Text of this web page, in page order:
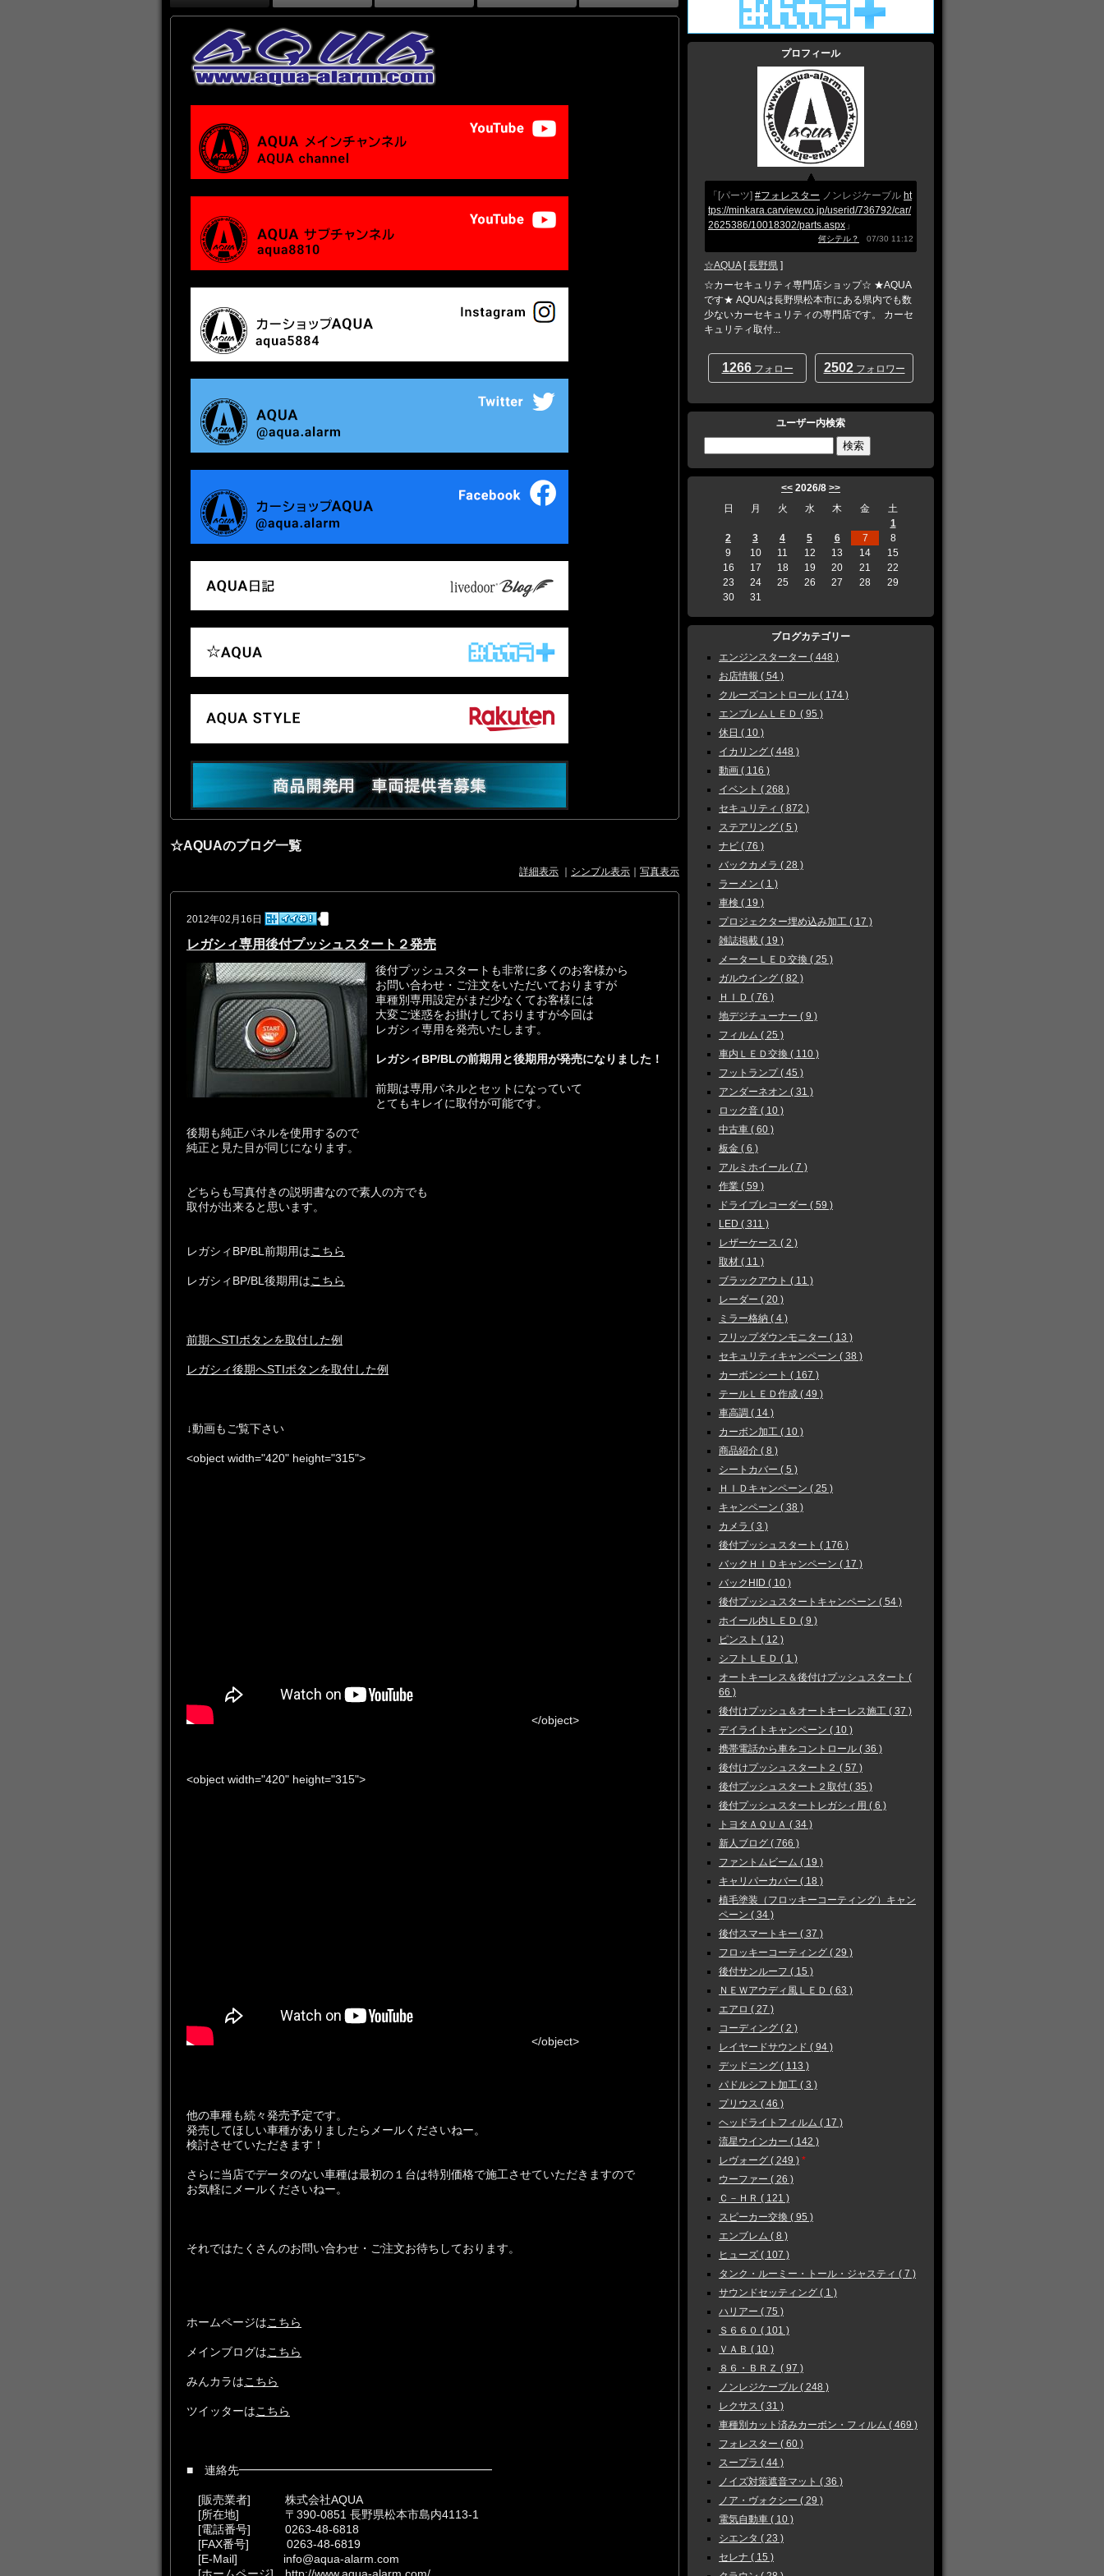
☆AQUAのブログ一覧
詳細表示 シンプル表示 写真表示
2012年02月16日
レガシィ専用後付プッシュスタート２発売
後付プッシュスタートも非常に多くのお客様から
お問い合わせ・ご注文をいただいておりますが
車種別専用設定がまだ少なくてお客様には
大変ご迷惑をお掛けしておりますが今回は
レガシィ専用を発売いたします。
レガシィBP/BLの前期用と後期用が発売になりました！
前期は専用パネルとセットになっていて
とてもキレイに取付が可能です。
後期も純正パネルを使用するので
純正と見た目が同じになります。
どちらも写真付きの説明書なので素人の方でも
取付が出来ると思います。
レガシィBP/BL前期用はこちら
レガシィBP/BL後期用はこちら
前期へSTIボタンを取付した例
レガシィ後期へSTIボタンを取付した例
↓動画もご覧下さい
<object width="420" height="315">
</object>
<object width="420" height="315">
</object>
他の車種も続々発売予定です。
発売してほしい車種がありましたらメールくださいねー。
検討させていただきます！
さらに当店でデータのない車種は最初の１台は特別価格で施工させていただきますので
お気軽にメールくださいねー。
それではたくさんのお問い合わせ・ご注文お待ちしております。
ホームページはこちら
メインブログはこちら
みんカラはこちら
ツイッターはこちら
■ 連絡先━━━━━━━━━━━━━━━━━━━━━━
[販売業者] 株式会社AQUA
[所在地] 〒390-0851 長野県松本市島内4113-1
[電話番号] 0263-48-6818
[FAX番号] 0263-48-6819
[E-Mail] info@aqua-alarm.com
プロフィール
「[パーツ] #フォレスター ノンレジケーブル ht
tps://minkara.carview.co.jp/userid/736792/car/
2625386/10018302/parts.aspx 」
何シテル？ 07/30 11:12
☆AQUA[長野県 ]
☆カーセキュリティ専門店ショップ☆ ★AQUA
です★ AQUAは長野県松本市にある県内でも数
少ないカーセキュリティの専門店です。 カーセ
キュリティ取付...
1266フォロー 2502フォロワー
ユーザー内検索
<< 2026/8 >>
日
月 火 水 木 金
土
1
2
3 4 5 6 7
8
9
10 11 12 13 14
15
16
17 18 19 20 21
22
23
24 25 26 27 28
29
30
31
ブログカテゴリー
エンジンスターター ( 448 )
お店情報 ( 54 )
クルーズコントロール ( 174 )
エンブレムＬＥＤ ( 95 )
休日 ( 10 )
イカリング ( 448 )
動画 ( 116 )
イベント ( 268 )
セキュリティ ( 872 )
ステアリング ( 5 )
ナビ ( 76 )
バックカメラ ( 28 )
ラーメン ( 1 )
車検 ( 19 )
プロジェクター埋め込み加工 ( 17 )
雑誌掲載 ( 19 )
メーターＬＥＤ交換 ( 25 )
ガルウイング ( 82 )
ＨＩＤ ( 76 )
地デジチューナー ( 9 )
フィルム ( 25 )
車内ＬＥＤ交換 ( 110 )
フットランプ ( 45 )
アンダーネオン ( 31 )
ロック音 ( 10 )
中古車 ( 60 )
板金 ( 6 )
アルミホイール ( 7 )
作業 ( 59 )
ドライブレコーダー ( 59 )
LED ( 311 )
レザーケース ( 2 )
取材 ( 11 )
ブラックアウト ( 11 )
レーダー ( 20 )
ミラー格納 ( 4 )
フリップダウンモニター ( 13 )
セキュリティキャンペーン ( 38 )
カーボンシート ( 167 )
テールＬＥＤ作成 ( 49 )
車高調 ( 14 )
カーボン加工 ( 10 )
商品紹介 ( 8 )
シートカバー ( 5 )
ＨＩＤキャンペーン ( 25 )
キャンペーン ( 38 )
カメラ ( 3 )
後付プッシュスタート ( 176 )
バックＨＩＤキャンペーン ( 17 )
バックHID ( 10 )
後付プッシュスタートキャンペーン ( 54 )
ホイール内ＬＥＤ ( 9 )
ピンスト ( 12 )
シフトＬＥＤ ( 1 )
オートキーレス＆後付けプッシュスタート (
66 )
後付けプッシュ＆オートキーレス施工 ( 37 )
デイライトキャンペーン ( 10 )
携帯電話から車をコントロール ( 36 )
後付けプッシュスタート２ ( 57 )
後付プッシュスタート２取付 ( 35 )
後付プッシュスタートレガシィ用 ( 6 )
トヨタＡＱＵＡ ( 34 )
新人ブログ ( 766 )
ファントムビーム ( 19 )
キャリパーカバー ( 18 )
植毛塗装（フロッキーコーティング）キャン
ペーン ( 34 )
後付スマートキー ( 37 )
フロッキーコーティング ( 29 )
後付サンルーフ ( 15 )
ＮＥＷアウディ風ＬＥＤ ( 63 )
エアロ ( 27 )
コーディング ( 2 )
レイヤードサウンド ( 94 )
デッドニング ( 113 )
パドルシフト加工 ( 3 )
プリウス ( 46 )
ヘッドライトフィルム ( 17 )
流星ウインカー ( 142 )
レヴォーグ ( 249 ) *
ウーファー ( 26 )
Ｃ－ＨＲ ( 121 )
スピーカー交換 ( 95 )
エンブレム ( 8 )
ヒューズ ( 107 )
タンク・ルーミー・トール・ジャスティ ( 7 )
サウンドセッティング ( 1 )
ハリアー ( 75 )
Ｓ６６０ ( 101 )
ＶＡＢ ( 10 )
８６・ＢＲＺ ( 97 )
ノンレジケーブル ( 248 )
レクサス ( 31 )
車種別カット済みカーボン・フィルム ( 469 )
フォレスター ( 60 )
スープラ ( 44 )
ノイズ対策遮音マット ( 36 )
ノア・ヴォクシー ( 29 )
電気自動車 ( 10 )
シエンタ ( 23 )
セレナ ( 15 )